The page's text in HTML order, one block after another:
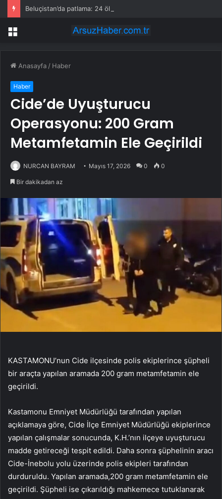
Beluçistan’da patlama: 24 ölü, 82 yaralı
Menü
Anasayfa / Haber
Haber
Cide’de Uyuşturucu
Operasyonu: 200 Gram
Metamfetamin Ele Geçirildi
NURCAN BAYRAM Mayıs 17, 2026 0 0
Bir dakikadan az
KASTAMONU’nun Cide ilçesinde polis ekiplerince şüpheli
bir araçta yapılan aramada 200 gram metamfetamin ele
geçirildi.
Kastamonu Emniyet Müdürlüğü tarafından yapılan
açıklamaya göre, Cide İlçe Emniyet Müdürlüğü ekiplerince
yapılan çalışmalar sonucunda, K.H.’nın ilçeye uyuşturucu
madde getireceği tespit edildi. Daha sonra şüphelinin aracı
Cide-İnebolu yolu üzerinde polis ekipleri tarafından
durduruldu. Yapılan aramada,200 gram metamfetamin ele
geçirildi. Şüpheli ise çıkarıldığı mahkemece tutuklanarak